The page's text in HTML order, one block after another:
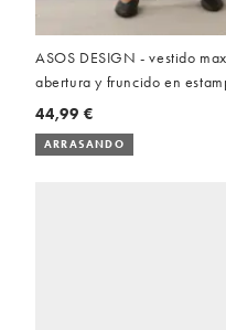
ASOS DESIGN - vestido
abertura y fruncido en
difuminados
44,99 €
ARRASANDO